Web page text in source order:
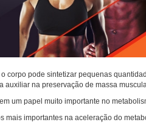
corpo pode sintetizar pequenas
na preservação de massa
um papel muito importante no
importantes na aceleração do